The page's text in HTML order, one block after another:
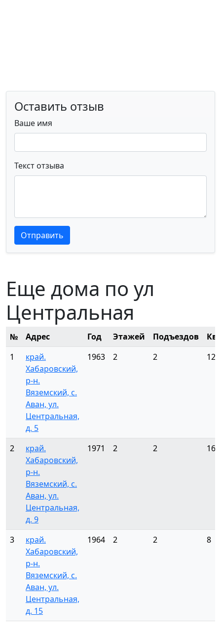
Оставить отзыв
Ваше имя
Текст отзыва
Текст отзыва
Текст отзыва
Отправить
Еще дома по ул
Центральная
№ Адрес Год Этажей Подъездов
1
край.
Хабаровский,
р-н.
Вяземский, с.
Аван, ул.
Центральная,
д. 5
1963 2 2 12
2
край.
Хабаровский,
р-н.
Вяземский, с.
Аван, ул.
Центральная,
д. 9
1971 2 2 16
3
край.
Хабаровский,
р-н.
Вяземский, с.
Аван, ул.
Центральная,
д. 15
1964 2 2 8